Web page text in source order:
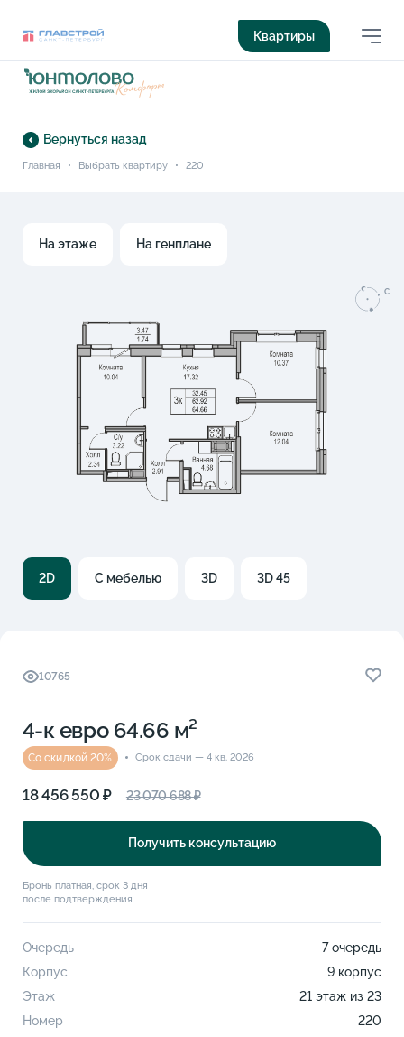
Квартиры
Вернуться назад
Главная • Выбрать квартиру • 220
На этаже На генплане
C
2D С мебелью 3D 3D 45
10765
4-к eвро 64.66 м²
Со скидкой 20% Срок сдачи — 4 кв. 2026
18 456 550 ₽ 23 070 688 ₽
Получить консультацию
Бронь платная, срок 3 дня
после подтверждения
Очередь
7 очередь
Корпус
9 корпус
Этаж
21 этаж из 23
Номер
220